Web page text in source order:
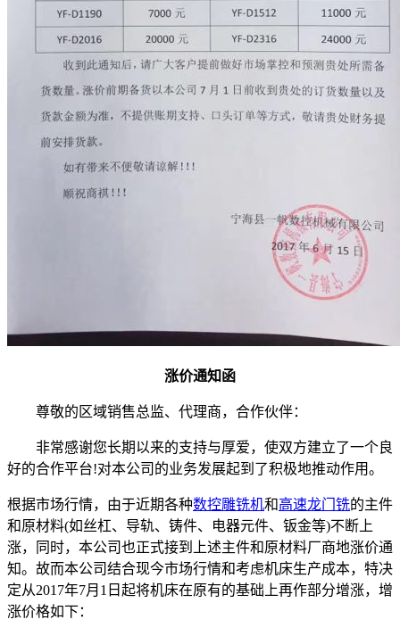
涨价通知函
尊敬的区域销售总监、代理商，合作伙伴：
非常感谢您长期以来的支持与厚爱，使双方建立了一个良
好的合作平台!对本公司的业务发展起到了积极地推动作用。
根据市场行情，由于近期各种数控雕铣机和高速龙门铣的主件
和原材料(如丝杠、导轨、铸件、电器元件、钣金等)不断上
涨，同时，本公司也正式接到上述主件和原材料厂商地涨价通
知。故而本公司结合现今市场行情和考虑机床生产成本，特决
定从2017年7月1日起将机床在原有的基础上再作部分增涨，增
涨价格如下：